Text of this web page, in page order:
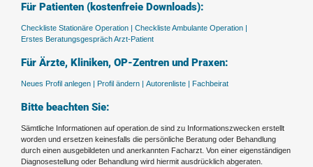
Für Patienten (kostenfreie Downloads):
Checkliste Stationäre Operation |
Checkliste Ambulante Operation |
Erstes Beratungsgespräch Arzt-Patient
Für Ärzte, Kliniken, OP-Zentren und Praxen:
Neues Profil anlegen | Profil ändern | Autorenliste | Fachbeirat
Bitte beachten Sie:
Sämtliche Informationen auf operation.de sind zu Informationszwecken erstellt
worden und ersetzen keinesfalls die persönliche Beratung oder Behandlung
durch einen ausgebildeten und anerkannten Facharzt. Von einer eigenständigen
Diagnosestellung oder Behandlung wird hiermit ausdrücklich abgeraten.